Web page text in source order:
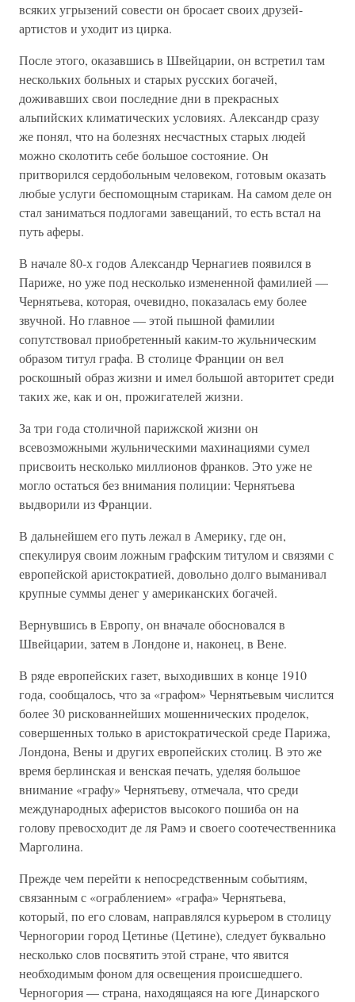
всяких угрызений совести он бросает своих друзей-
артистов и уходит из цирка.
После этого, оказавшись в Швейцарии, он встретил там
нескольких больных и старых русских богачей,
доживавших свои последние дни в прекрасных
альпийских климатических условиях. Александр сразу
же понял, что на болезнях несчастных старых людей
можно сколотить себе большое состояние. Он
притворился сердобольным человеком, готовым оказать
любые услуги беспомощным старикам. На самом деле он
стал заниматься подлогами завещаний, то есть встал на
путь аферы.
В начале 80-х годов Александр Чернагиев появился в
Париже, но уже под несколько измененной фамилией —
Чернятьева, которая, очевидно, показалась ему более
звучной. Но главное — этой пышной фамилии
сопутствовал приобретенный каким-то жульническим
образом титул графа. В столице Франции он вел
роскошный образ жизни и имел большой авторитет среди
таких же, как и он, прожигателей жизни.
За три года столичной парижской жизни он
всевозможными жульническими махинациями сумел
присвоить несколько миллионов франков. Это уже не
могло остаться без внимания полиции: Чернятьева
выдворили из Франции.
В дальнейшем его путь лежал в Америку, где он,
спекулируя своим ложным графским титулом и связями с
европейской аристократией, довольно долго выманивал
крупные суммы денег у американских богачей.
Вернувшись в Европу, он вначале обосновался в
Швейцарии, затем в Лондоне и, наконец, в Вене.
В ряде европейских газет, выходивших в конце 1910
года, сообщалось, что за «графом» Чернятьевым числится
более 30 рискованнейших мошеннических проделок,
совершенных только в аристократической среде Парижа,
Лондона, Вены и других европейских столиц. В это же
время берлинская и венская печать, уделяя большое
внимание «графу» Чернятьеву, отмечала, что среди
международных аферистов высокого пошиба он на
голову превосходит де ля Рамэ и своего соотечественника
Марголина.
Прежде чем перейти к непосредственным событиям,
связанным с «ограблением» «графа» Чернятьева,
который, по его словам, направлялся курьером в столицу
Черногории город Цетинье (Цетине), следует буквально
несколько слов посвятить этой стране, что явится
необходимым фоном для освещения происшедшего.
Черногория — страна, находящаяся на юге Динарского